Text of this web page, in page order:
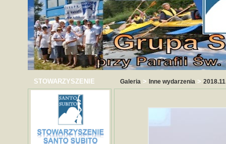
STOWARZYSZENIE Galeria > Inne wydarzenia >